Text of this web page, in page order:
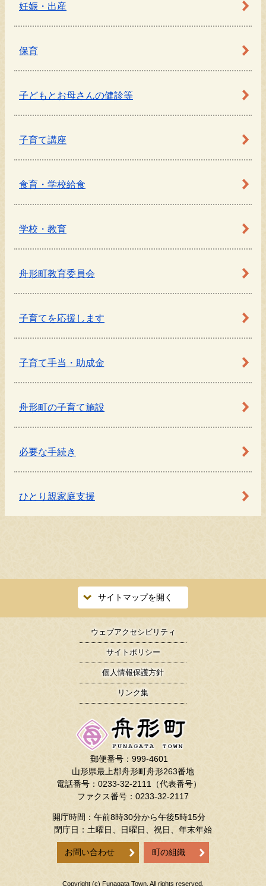
妊娠・出産
保育
子どもとお母さんの健診等
子育て講座
食育・学校給食
学校・教育
舟形町教育委員会
子育てを応援します
子育て手当・助成金
舟形町の子育て施設
必要な手続き
ひとり親家庭支援
サイトマップを開く
ウェブアクセシビリティ
サイトポリシー
個人情報保護方針
リンク集
郵便番号：999-4601
山形県最上郡舟形町舟形263番地
電話番号：0233-32-2111（代表番号）
ファクス番号：0233-32-2117
開庁時間：午前8時30分から午後5時15分
閉庁日：土曜日、日曜日、祝日、年末年始
お問い合わせ 町の組織
Copyright (c) Funagata Town. All rights reserved.